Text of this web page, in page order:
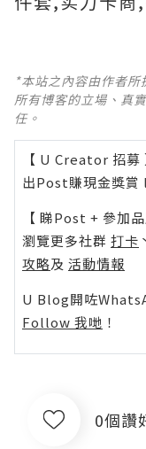
*本站之內容由作者
所有博客的立場、真
任。
【 U Creator 招募
出Post賺現金獎賞 l
【 睇Post + 參加品
瀏覽更多社群 打卡
攻略及 活動情報
U Blog開咗
Follow 我哋 ！
0個讚